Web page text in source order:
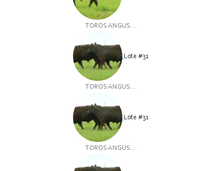
TOROS ANGUS...
Lote #31
TOROS ANGUS...
Lote #31
TOROS ANGUS...